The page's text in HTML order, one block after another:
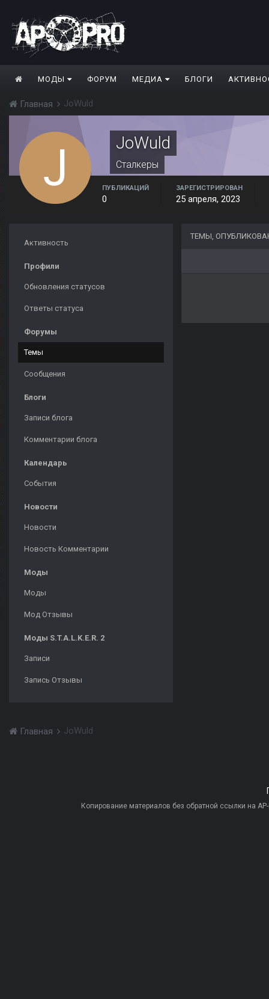
МОДЫ ФОРУМ МЕДИА БЛОГИ
Главная JoWuld
JoWuld
Сталкеры
ПУБЛИКАЦИЙ
0
ЗАРЕГИСТРИРОВАН
25 апреля, 2023
Активность
Профили
Обновления статусов
Ответы статуса
Форумы
Темы
Сообщения
Блоги
Записи блога
Комментарии блога
Календарь
События
Новости
Новости
Новость Комментарии
Моды
Моды
Мод Отзывы
Моды S.T.A.L.K.E.R. 2
Записи
Запись Отзывы
ТЕМЫ,
Главная JoWuld
Копирование материалов без обратной ссылки на